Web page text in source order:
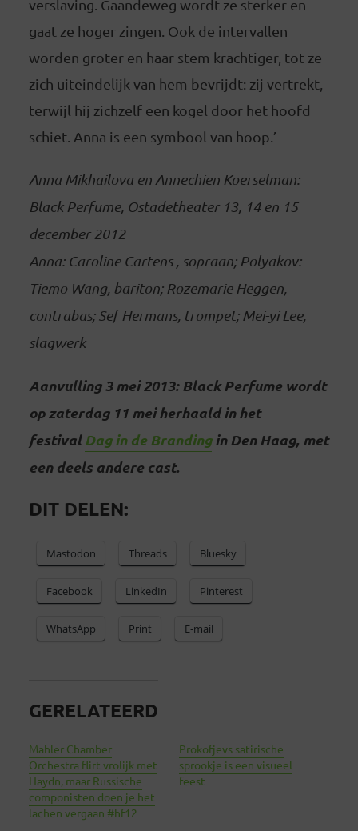
verslaving. Gaandeweg wordt ze sterker en
gaat ze hoger zingen. Ook de intervallen
worden groter en haar stem krachtiger, tot ze
zich uiteindelijk van hem bevrijdt: zij vertrekt,
terwijl hij zichzelf een kogel door het hoofd
schiet. Anna is een symbool van hoop.’
Anna Mikhailova en Annechien Koerselman:
Black Perfume, Ostadetheater 13, 14 en 15
december 2012
Anna: Caroline Cartens , sopraan; Polyakov:
Tiemo Wang, bariton; Rozemarie Heggen,
contrabas; Sef Hermans, trompet; Mei-yi Lee,
slagwerk
Aanvulling 3 mei 2013: Black Perfume wordt
op zaterdag 11 mei herhaald in het
festival Dag in de Brandingin Den Haag, met
een deels andere cast.
DIT DELEN:
Mastodon Threads Bluesky
Facebook LinkedIn Pinterest
WhatsApp Print E-mail
GERELATEERD
Mahler Chamber
Orchestra flirt vrolijk met
Haydn, maar Russische
componisten doen je het
lachen vergaan #hf12
Prokofjevs satirische
sprookje is een visueel
feest